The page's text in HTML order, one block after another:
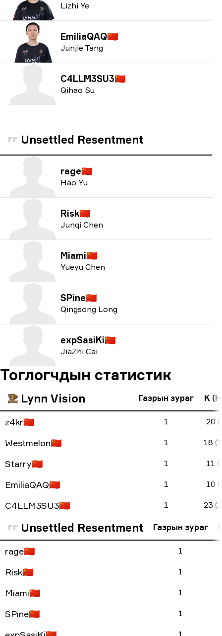
Lizhi Ye
EmiliaQAQ🇨🇳
Junjie Tang
C4LLM3SU3🇨🇳
Qihao Su
Unsettled Resentment
rage🇨🇳
Hao Yu
Risk🇨🇳
Junqi Chen
Miami🇨🇳
Yueyu Chen
SPine🇨🇳
Qingsong Long
expSasiKi🇨🇳
JiaZhi Cai
Тоглогчдын статистик
Lynn Vision Газрын зураг K
z4kr🇨🇳 1 20
Westmelon🇨🇳 1 18
Starry🇨🇳 1 11
EmiliaQAQ🇨🇳 1 10
C4LLM3SU3🇨🇳 1 23
Unsettled Resentment Газрын зураг
rage🇨🇳 1
Risk🇨🇳 1
Miami🇨🇳 1
SPine🇨🇳 1
1